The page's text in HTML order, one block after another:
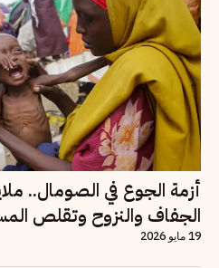
أزمة الجوع في الصومال..
الجفاف والنزوح وتقلص
19 مايو 2026